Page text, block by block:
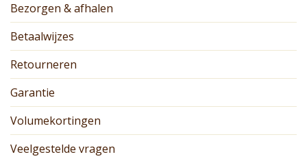
Bezorgen & afhalen
Betaalwijzes
Retourneren
Garantie
Volumekortingen
Veelgestelde vragen